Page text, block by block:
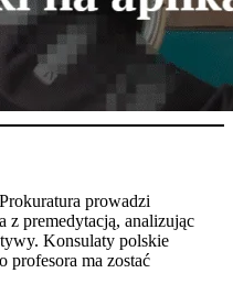
prowadzi
z premedytacją, analizując
Konsulaty polskie
profesora ma zostać